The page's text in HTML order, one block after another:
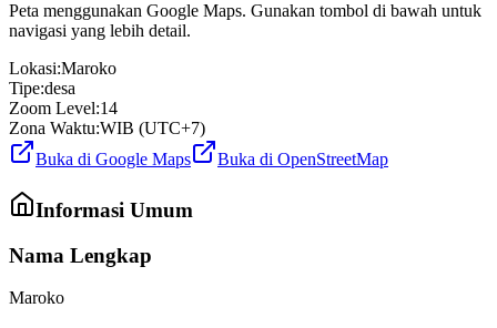
Peta menggunakan Google Maps. Gunakan tombol di bawah untuk
navigasi yang lebih detail.
Lokasi:Maroko
Tipe:desa
Zoom Level:14
Zona Waktu:WIB (UTC+7)
Buka di Google Maps
Buka di OpenStreetMap
Informasi Umum
Nama Lengkap
Maroko